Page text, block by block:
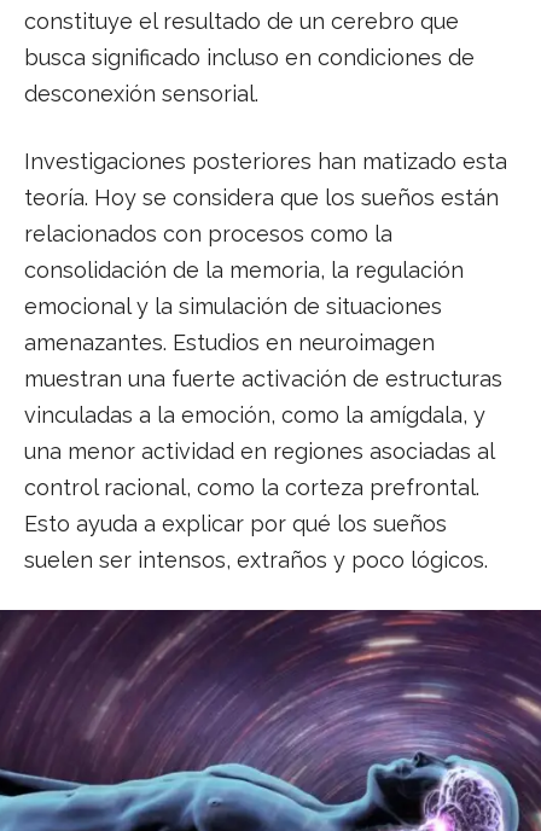
constituye el resultado de un cerebro que
busca significado incluso en condiciones de
desconexión sensorial.
Investigaciones posteriores han matizado esta
teoría. Hoy se considera que los sueños están
relacionados con procesos como la
consolidación de la memoria, la regulación
emocional y la simulación de situaciones
amenazantes. Estudios en neuroimagen
muestran una fuerte activación de estructuras
vinculadas a la emoción, como la amígdala, y
una menor actividad en regiones asociadas al
control racional, como la corteza prefrontal.
Esto ayuda a explicar por qué los sueños
suelen ser intensos, extraños y poco lógicos.